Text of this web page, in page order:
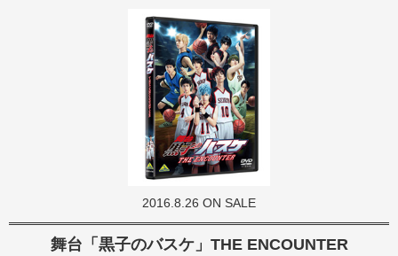
2016.8.26 ON SALE
舞台「黒子のバスケ」THE ENCOUNTER